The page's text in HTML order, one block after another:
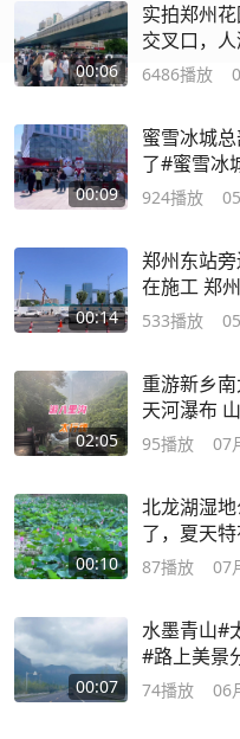
00:06
实拍郑州
交叉口，
不息。#街
6486播放
00:09
蜜雪冰城
了#蜜雪冰
山人海的
924播放
00:14
郑州东站
在施工 郑
何时开业
533播放
02:05
重游新乡
天河瀑布
玩好地方
95播放 07
00:10
北龙湖湿
了，夏天
是赏荷好
87播放 07
00:07
水墨青山#
#路上美景
74播放 06